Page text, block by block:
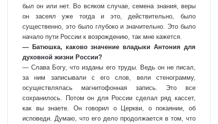
был он или нет. Во всяком случае, семена знания, веры
он засеял уже тогда и это, действительно, было
существенно, это было глубоко и значительно. Это было
начало пути России к возрождению, так мне кажется.
— Батюшка, каково значение владыки Антония для
духовной жизни России?
— Слава Богу, что изданы его труды. Ведь он не писал,
за ним записывали с его слов, вели стенограмму,
осуществлялась магнитофонная запись. Это все
сохранилось. Потом он для России сделал ряд кассет,
как вы знаете. Он говорил о Церкви, о покаянии, об
исповеди. Думаю, что его дело продолжается в том, что